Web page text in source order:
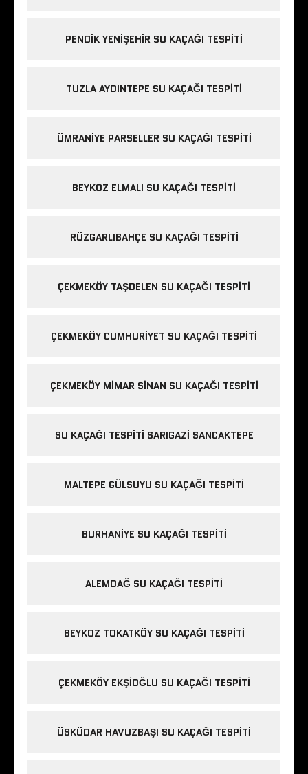
PENDIK YENIŞEHIR SU KAÇAĞI TESPITI
TUZLA AYDINTEPE SU KAÇAĞI TESPITI
ÜMRANIYE PARSELLER SU KAÇAĞI TESPITI
BEYKOZ ELMALI SU KAÇAĞI TESPITI
RÜZGARLIBAHÇE SU KAÇAĞI TESPITI
ÇEKMEKÖY TAŞDELEN SU KAÇAĞI TESPITI
ÇEKMEKÖY CUMHURIYET SU KAÇAĞI TESPITI
ÇEKMEKÖY MIMAR SINAN SU KAÇAĞI TESPITI
SU KAÇAĞI TESPITI SARIGAZI SANCAKTEPE
MALTEPE GÜLSUYU SU KAÇAĞI TESPITI
BURHANIYE SU KAÇAĞI TESPITI
ALEMDAĞ SU KAÇAĞI TESPITI
BEYKOZ TOKATKÖY SU KAÇAĞI TESPITI
ÇEKMEKÖY EKŞIOĞLU SU KAÇAĞI TESPITI
ÜSKÜDAR HAVUZBAŞI SU KAÇAĞI TESPITI